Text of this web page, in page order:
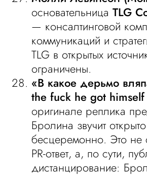
основательницаTLG
— консалтинговой
коммуникаций и
TLG в открытых
ограничены.
«В какое дерьмо
the fuck he got
оригинале реплика
Бролина звучит
бесцеремонно. Это не
PR-ответ, а, по сути,
дистанцирование: